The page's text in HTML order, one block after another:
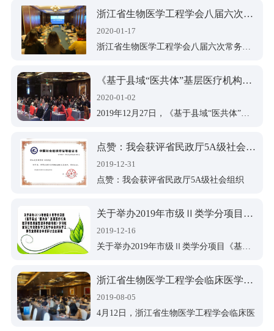
联系方式
入会申请
会员风采
单位会员
法规标准
法律法规
规范文件
清廉建设
党支部架构
理论学习
会员登录
注册
浙江省生物医学工程学会八届六次常务理事会顺利召开
2020-01-17
浙江省生物医学工程学会八届六次常务理事会顺利召开
《基于县域“医共体”基层医疗机构医学装备质量管理体系的构建》学习班暨浙江省生物医学工程专业委员会学术研讨会顺利召开
2020-01-02
2019年12月27日，《基于县域“医共体”基层医疗机构医学装备质量管理体系的构建》学习班暨浙江省生物医学工程专业 委员会学术研讨会在美丽的商城-义乌如期举行。
点赞：我会获评省民政厅5A级社会组织
2019-12-31
点赞：我会获评省民政厅5A级社会组织
关于举办2019年市级Ⅱ类学分项目《基于县域“医共体”基层医疗机构医学装备质量管理体系的构建》学习班的通知
2019-12-16
关于举办2019年市级Ⅱ类学分项目《基于县域“医共体”基层医疗机构医学装备质量管理体系的构建》学习班的通知
浙江省生物医学工程学会临床医学工程专业委员会学术研讨会暨“浙中医疗设备质量控制会议”顺利召开
2019-08-05
4月12日，浙江省生物医学工程学会临床医